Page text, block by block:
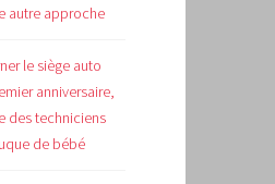
autre approche
le siège auto
anniversaire,
des techniciens
de bébé